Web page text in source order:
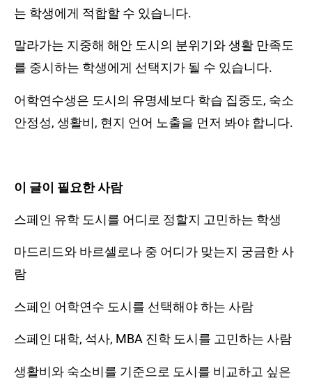
는 학생에게 적합할 수 있습니다.
말라가는 지중해 해안 도시의 분위기와 생활 만족도
를 중시하는 학생에게 선택지가 될 수 있습니다.
어학연수생은 도시의 유명세보다 학습 집중도, 숙소
안정성, 생활비, 현지 언어 노출을 먼저 봐야 합니다.
이 글이 필요한 사람
스페인 유학 도시를 어디로 정할지 고민하는 학생
마드리드와 바르셀로나 중 어디가 맞는지 궁금한 사
람
스페인 어학연수 도시를 선택해야 하는 사람
스페인 대학, 석사, MBA 진학 도시를 고민하는 사람
생활비와 숙소비를 기준으로 도시를 비교하고 싶은